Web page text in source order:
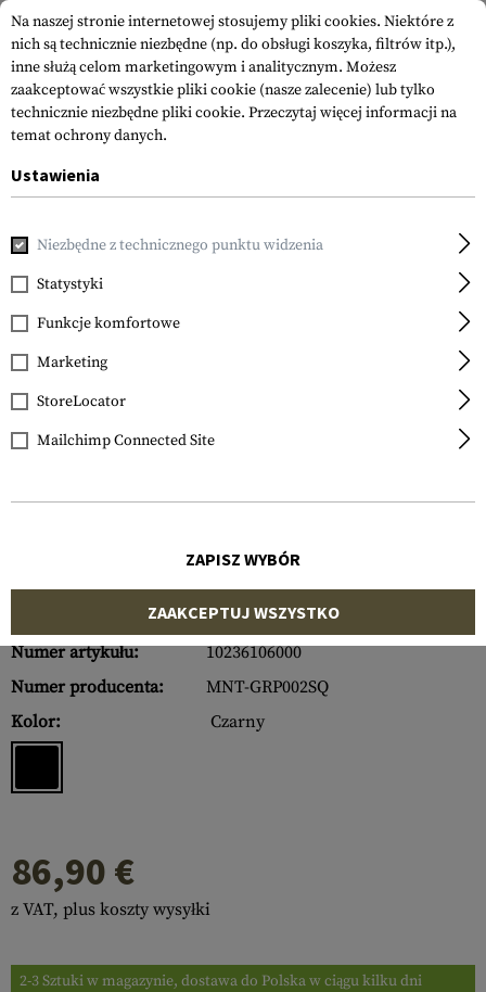
Leapers
QD Foldable Metal
Foregrip
Numer artykułu:
10236106000
Numer producenta:
MNT-GRP002SQ
Kolor:
Czarny
86,90 €
z VAT, plus koszty wysyłki
2-3 Sztuki w magazynie, dostawa do Polska w ciągu kilku dni
Na naszej stronie internetowej stosujemy pliki cookies. Niektóre z
nich są technicznie niezbędne (np. do obsługi koszyka, filtrów itp.),
inne służą celom marketingowym i analitycznym. Możesz
zaakceptować wszystkie pliki cookie (nasze zalecenie) lub tylko
technicznie niezbędne pliki cookie. Przeczytaj więcej informacji na
temat ochrony danych.
Ustawienia
Niezbędne z technicznego punktu widzenia
Statystyki
Funkcje komfortowe
Marketing
StoreLocator
Mailchimp Connected Site
ZAPISZ WYBÓR
ZAAKCEPTUJ WSZYSTKO